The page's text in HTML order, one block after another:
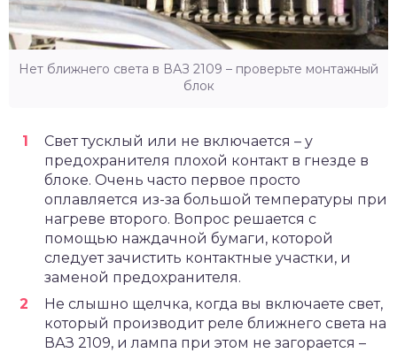
Нет ближнего света в ВАЗ 2109 – проверьте монтажный
блок
Свет тусклый или не включается – у
предохранителя плохой контакт в гнезде в
блоке. Очень часто первое просто
оплавляется из-за большой температуры при
нагреве второго. Вопрос решается с
помощью наждачной бумаги, которой
следует зачистить контактные участки, и
заменой предохранителя.
Не слышно щелчка, когда вы включаете свет,
который производит реле ближнего света на
ВАЗ 2109, и лампа при этом не загорается –